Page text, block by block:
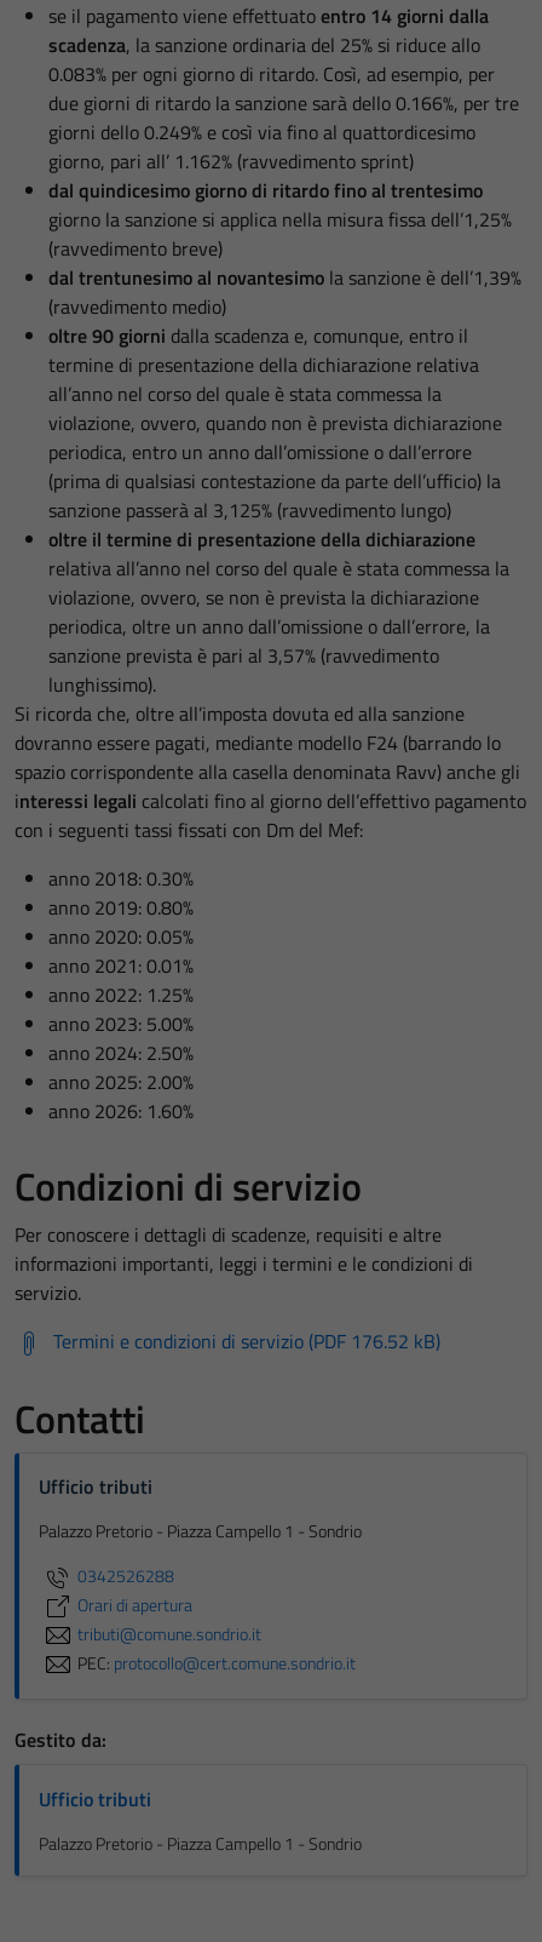
se il pagamento viene effettuatoentro 14 giorni dalla
scadenza, la sanzione ordinaria del 25% si riduce allo
0.083% per ogni giorno di ritardo. Così, ad esempio, per
due giorni di ritardo la sanzione sarà dello 0.166%, per tre
giorni dello 0.249% e così via fino al quattordicesimo
giorno, pari all’ 1.162% (ravvedimento sprint)
dal quindicesimo giorno di ritardo fino al trentesimo
giorno la sanzione si applica nella misura fissa dell’1,25%
(ravvedimento breve)
dal trentunesimo al novantesimo la sanzione è dell’1,39%
(ravvedimento medio)
oltre 90 giorni dalla scadenza e, comunque, entro il
termine di presentazione della dichiarazione relativa
all’anno nel corso del quale è stata commessa la
violazione, ovvero, quando non è prevista dichiarazione
periodica, entro un anno dall’omissione o dall’errore
(prima di qualsiasi contestazione da parte dell’ufficio) la
sanzione passerà al 3,125% (ravvedimento lungo)
oltre il termine di presentazione della dichiarazione
relativa all’anno nel corso del quale è stata commessa la
violazione, ovvero, se non è prevista la dichiarazione
periodica, oltre un anno dall’omissione o dall’errore, la
sanzione prevista è pari al 3,57% (ravvedimento
lunghissimo).
Si ricorda che, oltre all’imposta dovuta ed alla sanzione
dovranno essere pagati, mediante modello F24 (barrando lo
spazio corrispondente alla casella denominata Ravv) anche gli
interessi legali calcolati fino al giorno dell’effettivo pagamento
con i seguenti tassi fissati con Dm del Mef:
anno 2018: 0.30%
anno 2019: 0.80%
anno 2020: 0.05%
anno 2021: 0.01%
anno 2022: 1.25%
anno 2023: 5.00%
anno 2024: 2.50%
anno 2025: 2.00%
anno 2026: 1.60%
Condizioni di servizio
Per conoscere i dettagli di scadenze, requisiti e altre
informazioni importanti, leggi i termini e le condizioni di
servizio.
Termini e condizioni di servizio (PDF 176.52 kB)
Contatti
Ufficio tributi
Palazzo Pretorio - Piazza Campello 1 - Sondrio
0342526288
Orari di apertura
tributi@comune.sondrio.it
PEC: protocollo@cert.comune.sondrio.it
Gestito da:
Ufficio tributi
Palazzo Pretorio - Piazza Campello 1 - Sondrio